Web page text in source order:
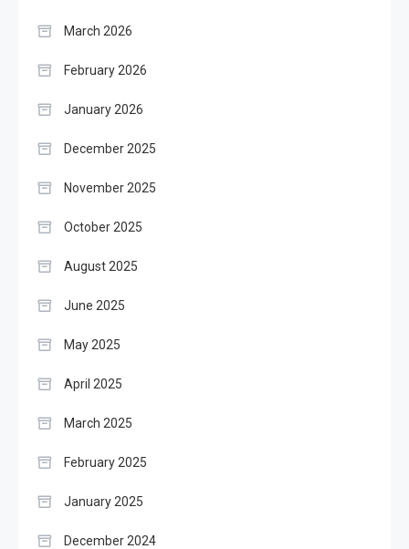
March 2026
February 2026
January 2026
December 2025
November 2025
October 2025
August 2025
June 2025
May 2025
April 2025
March 2025
February 2025
January 2025
December 2024